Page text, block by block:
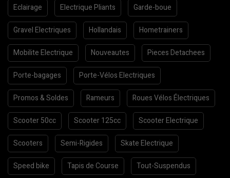
Eclairage Electrique Pliants Garde-boue
Gravel Electriques Hollandais Hometrainers
Mobilite Electrique Nouveautes Pieces Detachees
Porte-bagages Porte-Vélos Electriques
Promos & Soldes Rameurs Roues Vélos Électriques
Scooter 50cc Scooter 125cc Scooter Electrique
Scooters Semi-Rigides Skate Electrique
Speed bike Tapis de Course Tout-Suspendus